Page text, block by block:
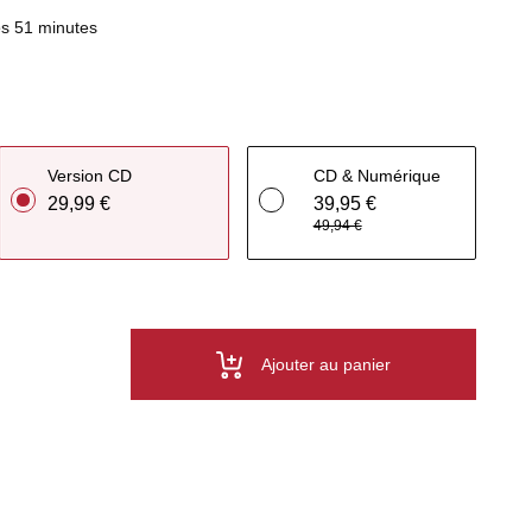
51 minutes
Version CD
29,99 €
CD & Numérique
39,95 €
49,94 €
Ajouter au panier